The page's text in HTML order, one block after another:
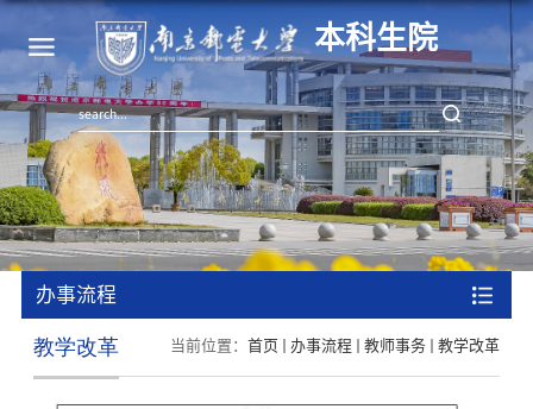
本科生院
办事流程
当前位置：首页 办事流程 教师事务 教学改革
教学改革